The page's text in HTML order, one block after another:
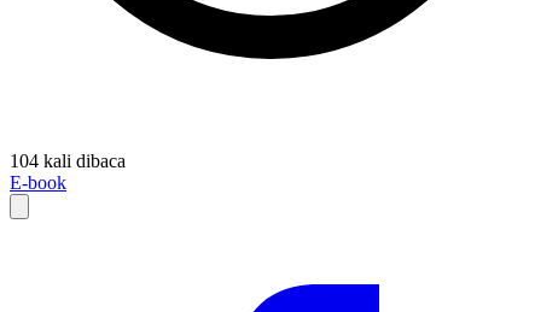
104 kali dibaca
E-book